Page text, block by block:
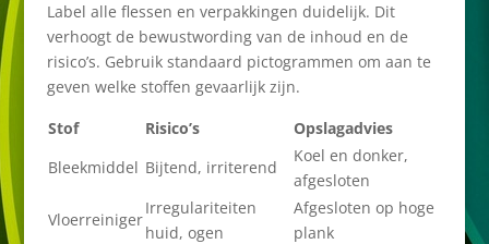
Label alle flessen en verpakkingen duidelijk. Dit
verhoogt de bewustwording van de inhoud en de
risico’s. Gebruik standaard pictogrammen om aan te
geven welke stoffen gevaarlijk zijn.
Stof
Risico’s
Opslagadvies
Bleekmiddel Bijtend, irriterend
Koel en donker,
afgesloten
Vloerreiniger
Irregulariteiten
huid, ogen
Afgesloten op hoge
plank